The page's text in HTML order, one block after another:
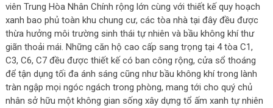
viên Trung Hòa Nhân Chính rộng lớn cùng với thiết kế quy hoạch
xanh bao phủ toàn khu chung cư, các tòa nhà tại đây đều được
thừa hưởng môi trường sinh thái tự nhiên và bầu không khí thư
giãn thoải mái. Những căn hộ cao cấp sang trọng tại 4 tòa C1,
C3, C6, C7 đều được thiết kế có ban công rộng, cửa sổ thoáng
để tận dụng tối đa ánh sáng cũng như bầu không khí trong lành
tràn ngập mọi ngóc ngách trong phòng, mang tới cho quý chủ
nhân sở hữu một không gian sống xây dựng tổ ấm xanh tự nhiên